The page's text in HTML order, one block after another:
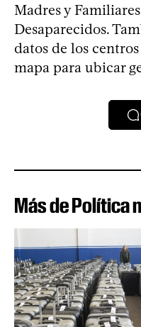
Madres y
Desaparecidos.
datos de los
mapa para ubicar
Más de Política